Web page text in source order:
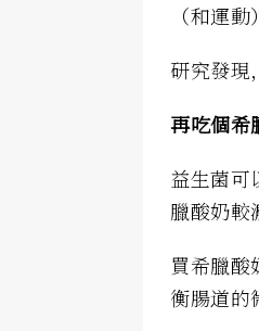
（和運
研究發現
再吃個希
益生菌可
臘酸奶較
買希臘酸
衡腸道的